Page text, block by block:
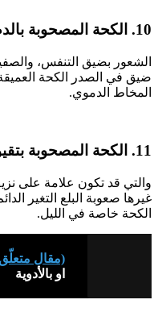
10. الكحة المصحوبة بالدم:
الشعور بضيق التنفس،
ضيق في الصدر الكحة العميقة
المخاط الدموي.
11. الكحة المصحوبة بتقيؤ الدم:
والتي قد تكون علامة على
غيرها صعوبة البلع التغير
الكحة خاصة في الليل.
(مقال
او بالأدوية